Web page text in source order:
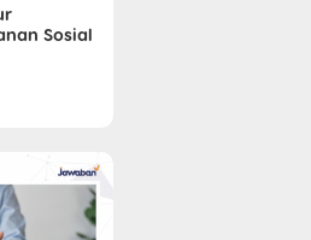
Sosial